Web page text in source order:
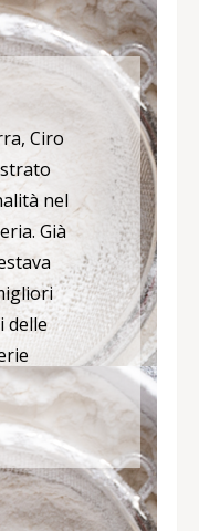
Ciro
nel
Già
delle